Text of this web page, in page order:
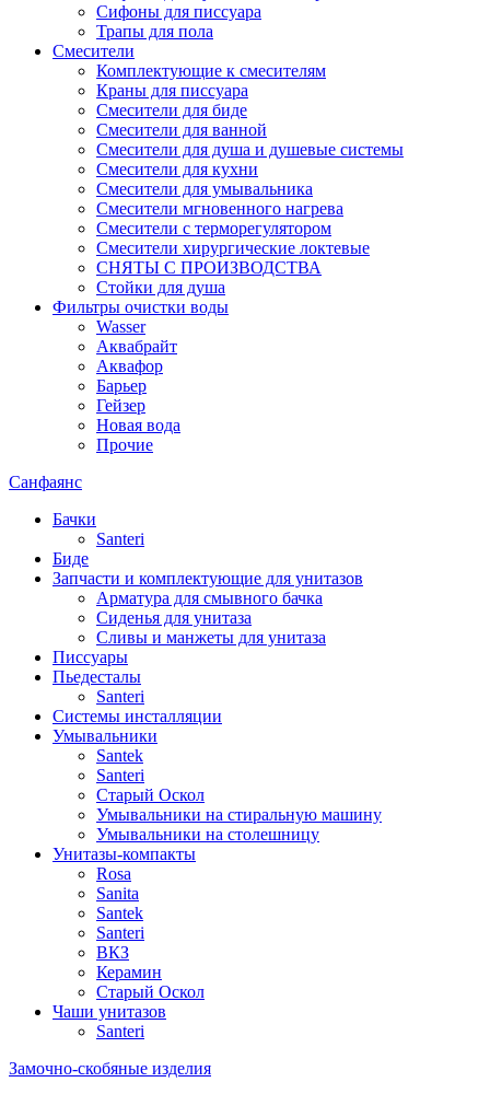
Сифоны для писсуара
Трапы для пола
Смесители
Комплектующие к смесителям
Краны для писсуара
Смесители для биде
Смесители для ванной
Смесители для душа и душевые системы
Смесители для кухни
Смесители для умывальника
Смесители мгновенного нагрева
Смесители с терморегулятором
Смесители хирургические локтевые
СНЯТЫ С ПРОИЗВОДСТВА
Стойки для душа
Фильтры очистки воды
Wasser
Аквабрайт
Аквафор
Барьер
Гейзер
Новая вода
Прочие
Санфаянс
Бачки
Santeri
Биде
Запчасти и комплектующие для унитазов
Арматура для смывного бачка
Сиденья для унитаза
Сливы и манжеты для унитаза
Писсуары
Пьедесталы
Santeri
Системы инсталляции
Умывальники
Santek
Santeri
Старый Оскол
Умывальники на стиральную машину
Умывальники на столешницу
Унитазы-компакты
Rosa
Sanita
Santek
Santeri
ВКЗ
Керамин
Старый Оскол
Чаши унитазов
Santeri
Замочно-скобяные изделия